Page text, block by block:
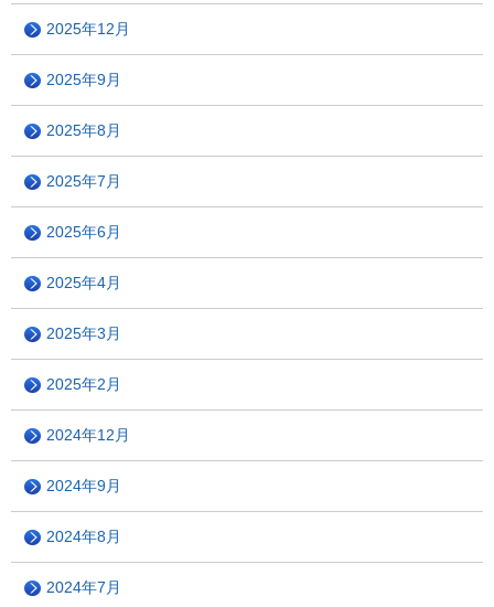
2025年12月
2025年9月
2025年8月
2025年7月
2025年6月
2025年4月
2025年3月
2025年2月
2024年12月
2024年9月
2024年8月
2024年7月